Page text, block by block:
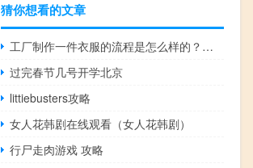
猜你想看的文章
工厂制作一件衣服的流程是怎么样的？如何设计爆款衣服？
过完春节几号开学北京
littiebusters攻略
女人花韩剧在线观看（女人花韩剧）
行尸走肉游戏 攻略